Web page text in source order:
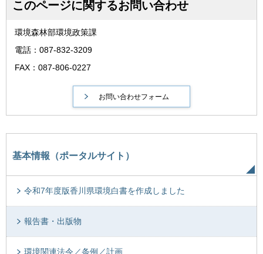
このページに関するお問い合わせ
環境森林部環境政策課
電話：087-832-3209
FAX：087-806-0227
基本情報（ポータルサイト）
令和7年度版香川県環境白書を作成しました
報告書・出版物
環境関連法令／条例／計画